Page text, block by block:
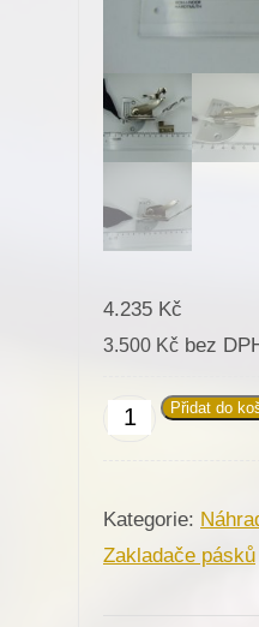
4.235 Kč
3.500 Kč bez
Zakladač
na
šicí
Přidat do
Kategorie:
Zakladače pásků